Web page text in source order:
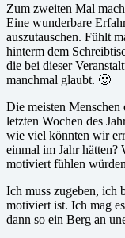
Zum zweiten Mal
Eine wunderbare
auszutauschen. Fühlt
hinterm dem
die bei dieser
manchmal glaubt. 🙂
Die meisten Menschen
letzten Wochen des
wie viel könnten wir
einmal im Jahr hätten?
motiviert fühlen
Ich muss zugeben, ich
motiviert ist. Ich mag
dann so ein Berg an